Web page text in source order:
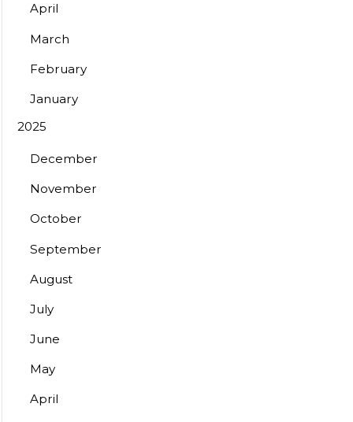
April
March
February
January
2025
December
November
October
September
August
July
June
May
April